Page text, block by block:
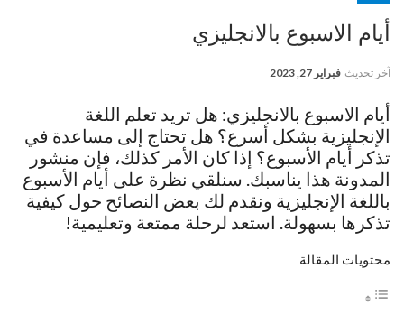
أيام الاسبوع بالانجليزي
آخر تحديث فبراير 27, 2023
أيام الاسبوع بالانجليزي: هل تريد تعلم اللغة
الإنجليزية بشكل أسرع؟ هل تحتاج إلى مساعدة في
تذكر أيام الأسبوع؟ إذا كان الأمر كذلك، فإن منشور
المدونة هذا يناسبك. سنلقي نظرة على أيام الأسبوع
باللغة الإنجليزية ونقدم لك بعض النصائح حول كيفية
تذكرها بسهولة. استعد لرحلة ممتعة وتعليمية!
محتويات المقالة